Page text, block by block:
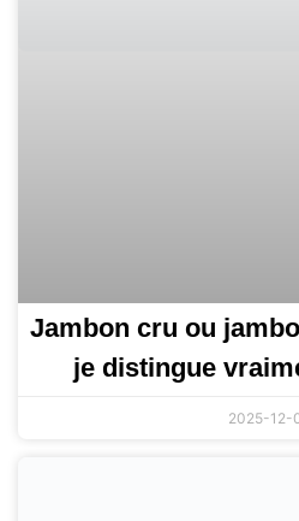
Jambon cru ou
je distingue
2025-12-